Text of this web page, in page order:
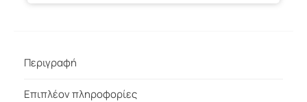
Περιγραφή
Επιπλέον πληροφορίες